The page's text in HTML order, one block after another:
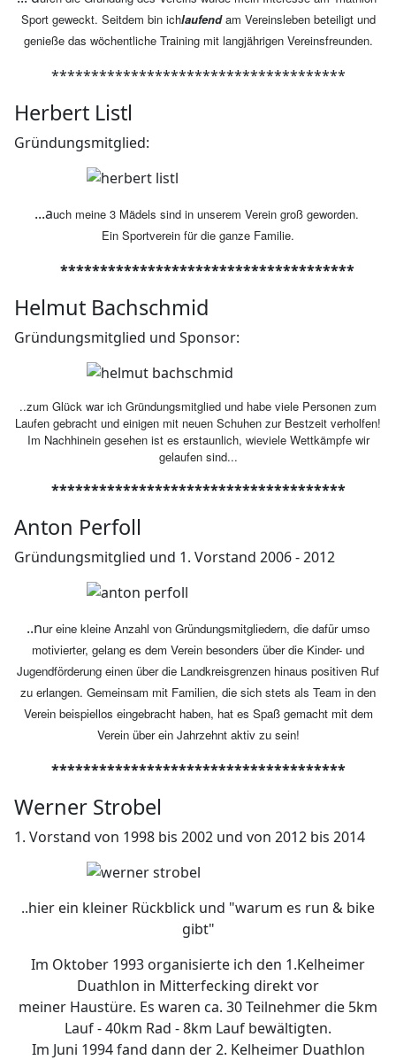
Sport geweckt. Seitdem bin ichlaufend am Vereinsleben beteiligt und
genieße das wöchentliche Training mit langjährigen Vereinsfreunden.
*************************************
Herbert Listl
Gründungsmitglied:
...auch meine 3 Mädels sind in unserem Verein groß geworden.
Ein Sportverein für die ganze Familie.
*************************************
Helmut Bachschmid
Gründungsmitglied und Sponsor:
..zum Glück war ich Gründungsmitglied und habe viele Personen zum
Laufen gebracht und einigen mit neuen Schuhen zur Bestzeit verholfen!
Im Nachhinein gesehen ist es erstaunlich, wieviele Wettkämpfe wir
gelaufen sind...
*************************************
Anton Perfoll
Gründungsmitglied und 1. Vorstand 2006 - 2012
..nur eine kleine Anzahl von Gründungsmitgliedern, die dafür umso
motivierter, gelang es dem Verein besonders über die Kinder- und
Jugendförderung einen über die Landkreisgrenzen hinaus positiven Ruf
zu erlangen. Gemeinsam mit Familien, die sich stets als Team in den
Verein beispiellos eingebracht haben, hat es Spaß gemacht mit dem
Verein über ein Jahrzehnt aktiv zu sein!
*************************************
Werner Strobel
1. Vorstand von 1998 bis 2002 und von 2012 bis 2014
..hier ein kleiner Rückblick und "warum es run & bike
gibt"
Im Oktober 1993 organisierte ich den 1.Kelheimer
Duathlon in Mitterfecking direkt vor
meiner Haustüre. Es waren ca. 30 Teilnehmer die 5km
Lauf - 40km Rad - 8km Lauf bewältigten.
Im Juni 1994 fand dann der 2. Kelheimer Duathlon